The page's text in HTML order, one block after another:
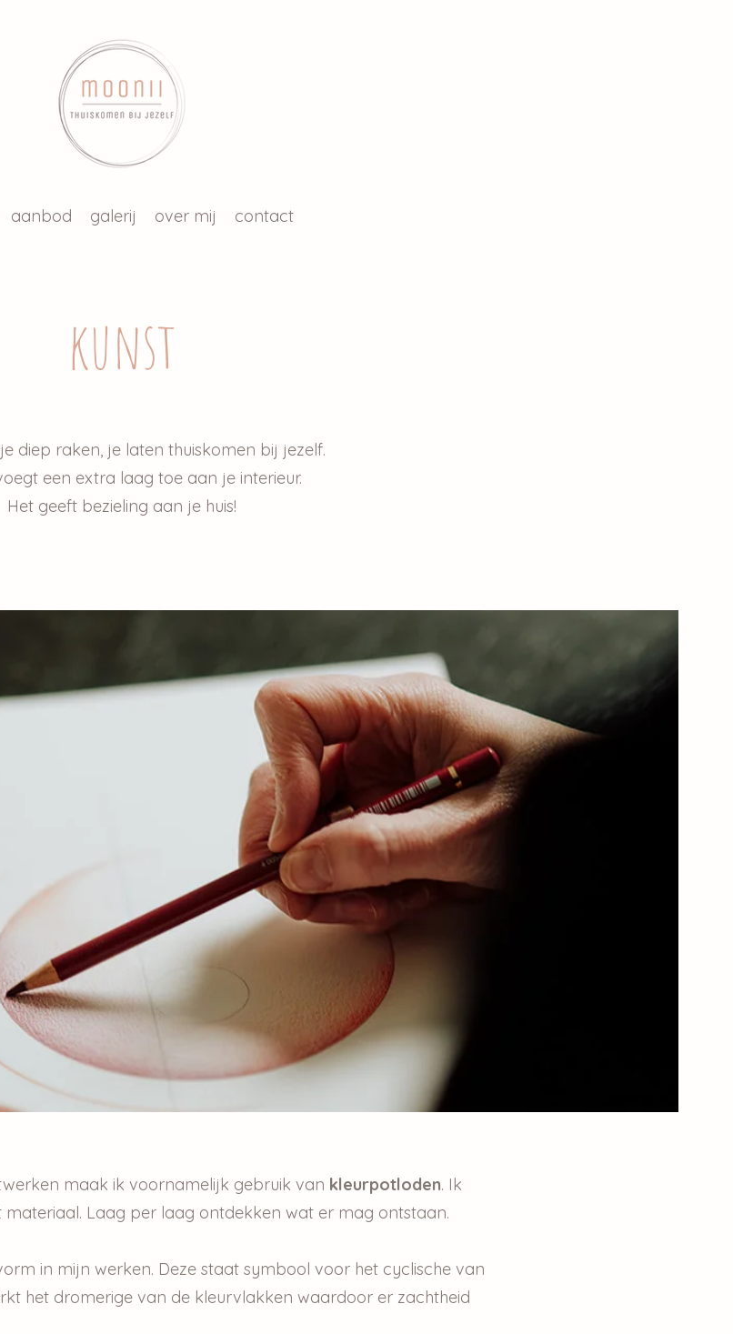
aanbod galerij over mij contact
kunst
diep raken, je laten thuiskomen bij jezelf.
een extra laag toe aan je interieur.
Het geeft bezieling aan je huis!
maak ik voornamelijk gebruik van kleurpotloden. Ik
materiaal. Laag per laag ontdekken wat er mag ontstaan.
in mijn werken. Deze staat symbool voor het cyclische van
het dromerige van de kleurvlakken waardoor er zachtheid